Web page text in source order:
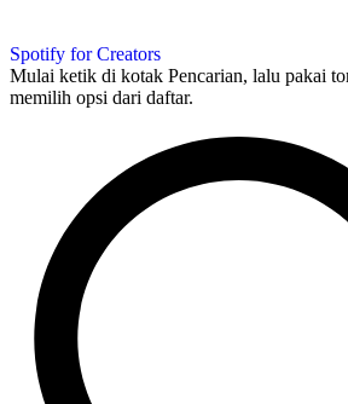
Spotify for Creators
Mulai ketik di kotak Pencarian, lalu pakai
memilih opsi dari daftar.